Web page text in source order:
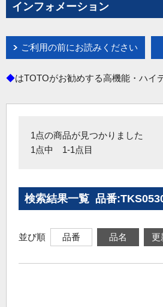
インフォメーション
ご利用の前にお読みください
◆はTOTOがお勧めする高機能・ハイ
1点の商品が見つかりました
1点中 1-1点目
検索結果一覧 品番
並び順 品番 品名 更